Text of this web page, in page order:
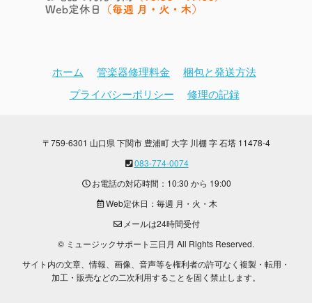
ホーム 管楽器修理料金
梱包と発送方法
プライバシーポリシー
修理の記録
〒759-6301 山口県 下関市 豊浦町 大字 川棚 字 石塔 11478-4
083-774-0074
お電話の対応時間：10:30 から 19:00
Web定休日：毎週 月・火・木
メールは24時間受付
© ミュージックサポート三日月 All Rights Reserved.
サイト内の文章、情報、画像、音声等を権利者の許可なく複製・転用・
加工・販売などの二次利用することを固く禁止します。